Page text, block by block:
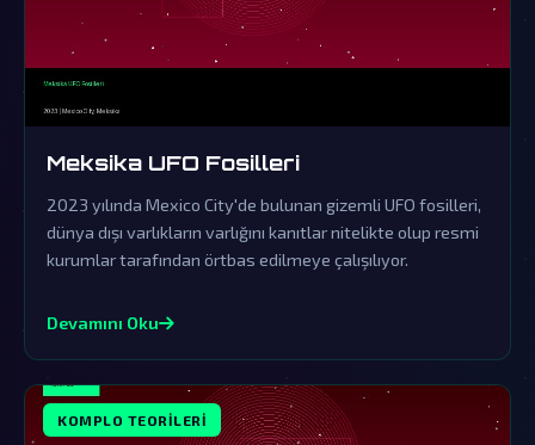
Meksika UFO Fosilleri
2023 yılında Mexico City'de bulunan gizemli UFO fosilleri,
dünya dışı varlıkların varlığını kanıtlar nitelikte olup resmi
kurumlar tarafından örtbas edilmeye çalışılıyor.
Devamını Oku
KOMPLO TEORILERI